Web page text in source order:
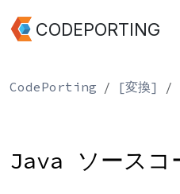
CODEPORTING
CodePorting [変換]
Java ソースコ